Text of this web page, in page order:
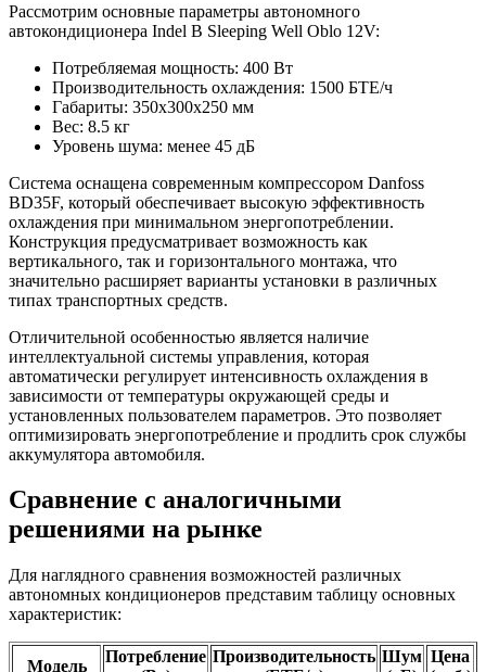
Рассмотрим основные параметры автономного
автокондиционера Indel B Sleeping Well Oblo 12V:
Потребляемая мощность: 400 Вт
Производительность охлаждения: 1500 БТЕ/ч
Габариты: 350x300x250 мм
Вес: 8.5 кг
Уровень шума: менее 45 дБ
Система оснащена современным компрессором Danfoss
BD35F, который обеспечивает высокую эффективность
охлаждения при минимальном энергопотреблении.
Конструкция предусматривает возможность как
вертикального, так и горизонтального монтажа, что
значительно расширяет варианты установки в различных
типах транспортных средств.
Отличительной особенностью является наличие
интеллектуальной системы управления, которая
автоматически регулирует интенсивность охлаждения в
зависимости от температуры окружающей среды и
установленных пользователем параметров. Это позволяет
оптимизировать энергопотребление и продлить срок службы
аккумулятора автомобиля.
Сравнение с аналогичными
решениями на рынке
Для наглядного сравнения возможностей различных
автономных кондиционеров представим таблицу основных
характеристик:
Модель
Потребление Производительность Шум Цена